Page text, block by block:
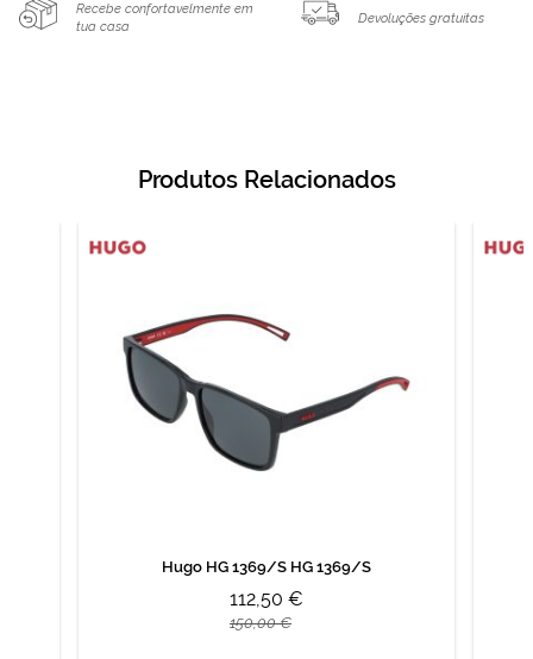
Recebe confortavelmente em
tua casa
Devoluções gratuitas
Produtos Relacionados
Hugo HG 1369/S HG 1369/S
112,50 €
150,00 €